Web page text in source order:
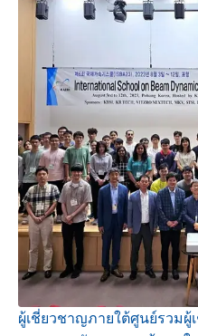
ผู้เชี่ยวชาญภายใต้ศูนย์รวมผู้